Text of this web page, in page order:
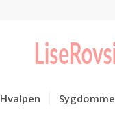
Hvalpen Sygdomme